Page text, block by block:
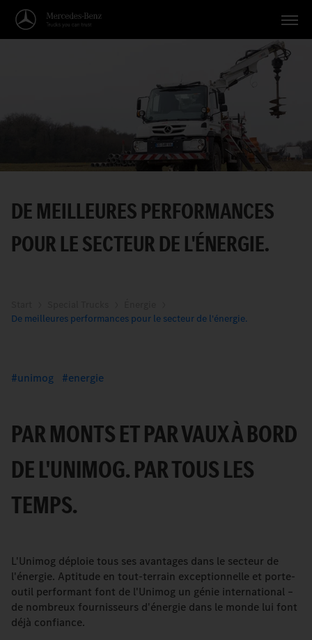
Français
DE MEILLEURES PERFORMANCES
POUR LE SECTEUR DE L'ÉNERGIE.
De meilleures performances pour le secteur de l'énergie.
unimog energie
PAR MONTS ET PAR VAUX À BORD
DE L'UNIMOG. PAR TOUS LES
TEMPS.
L'Unimog déploie tous ses avantages dans le secteur de
l'énergie. Aptitude en tout-terrain exceptionnelle et porte-
outil performant font de l'Unimog un génie international –
de nombreux fournisseurs d'énergie dans le monde lui font
déjà confiance.